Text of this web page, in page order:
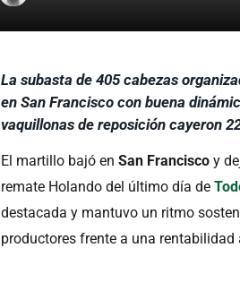
La subasta de 405 cabezas
en San Francisco con buena
vaquillonas de reposición cayeron
El martillo bajó enSan Francisco y
remate Holando del último día de
destacada y mantuvo un ritmo
productores frente a una